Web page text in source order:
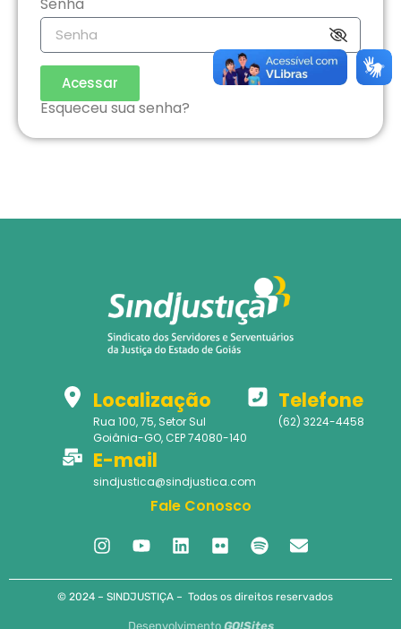
Acessar
Esqueceu sua senha?
Localização
Rua 100, 75, Setor Sul
Goiânia-GO, CEP 74080-140
Telefone
(62) 3224-4458
E-mail
sindjustica@sindjustica.com
Fale Conosco
© 2024 – SINDJUSTIÇA – Todos os direitos reservados
Desenvolvimento GO!Sites